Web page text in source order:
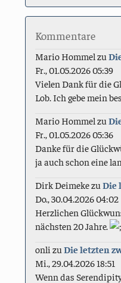
Kommentare
Mario Hommel zu
Fr., 01.05.2026 05:39
Vielen Dank für die
Lob. Ich gebe mein
Mario Hommel zu
Fr., 01.05.2026 05:36
Danke für die
ja auch schon eine
Dirk DeimekezuDie
Do., 30.04.2026 04:02
Herzlichen
nächsten 20 Jahre.
onli zuDie letzten
Mi., 29.04.2026 18:51
Wenn das